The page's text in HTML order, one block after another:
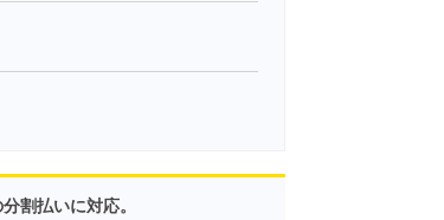
分割払いに対応。